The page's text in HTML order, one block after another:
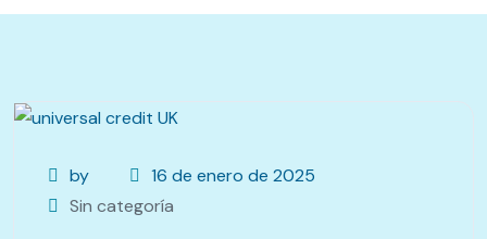
by
16 de enero de 2025
Sin categoría